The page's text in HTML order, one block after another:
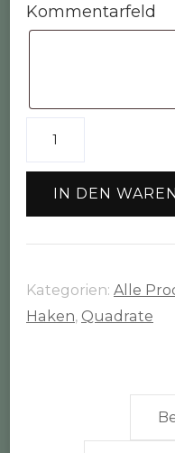
Kommentarfeld
IN DEN
Kategorien: Alle
Haken, Quadrate